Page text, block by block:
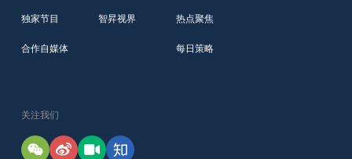
独家节目
合作自媒体
智昇视界 热点聚焦
每日策略
关注我们